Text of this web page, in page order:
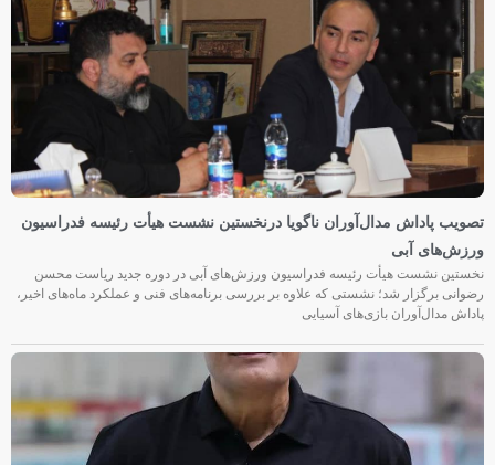
تصویب پاداش مدال‌آوران ناگویا درنخستین نشست هیأت رئیسه فدراسیون
ورزش‌های آبی
نخستین نشست هیأت رئیسه فدراسیون ورزش‌های آبی در دوره جدید ریاست محسن
رضوانی برگزار شد؛ نشستی که علاوه بر بررسی برنامه‌های فنی و عملکرد ماه‌های اخیر،
پاداش مدال‌آوران بازی‌های آسیایی